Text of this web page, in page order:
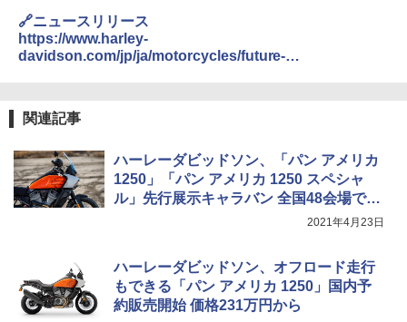
🔗ニュースリリース
https://www.harley-
davidson.com/jp/ja/motorcycles/future-
関連記事
ハーレーダビッドソン、「パン アメリカ
1250」「パン アメリカ 1250 スペシャ
ル」先行展示キャラバン 全国48会場で開
2021年4月23日
ハーレーダビッドソン、オフロード走行
もできる「パン アメリカ 1250」国内予
約販売開始 価格231万円から